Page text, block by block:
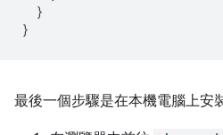
  }
最後一個步驟是在本機電腦上安